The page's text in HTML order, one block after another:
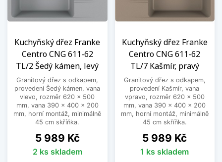
Kuchyňský dřez Franke
Centro CNG 611-62
TL/2 Šedý kámen, levý
Granitový dřez s odkapem,
provedení Šedý kámen, vana
vlevo, rozměr 620 x 500
mm, vana 390 x 400 x 200
mm, horní montáž, minimálně
45 cm skříňka.
Cena
5 989 Kč
2 ks skladem
Kuchyňský dřez Franke
Centro CNG 611-62
TL/7 Kašmír, pravý
Granitový dřez s odkapem,
provedení Kašmír, vana
vpravo, rozměr 620 x 500
mm, vana 390 x 400 x 200
mm, horní montáž, minimálně
45 cm skříňka.
Cena
5 989 Kč
1 ks skladem